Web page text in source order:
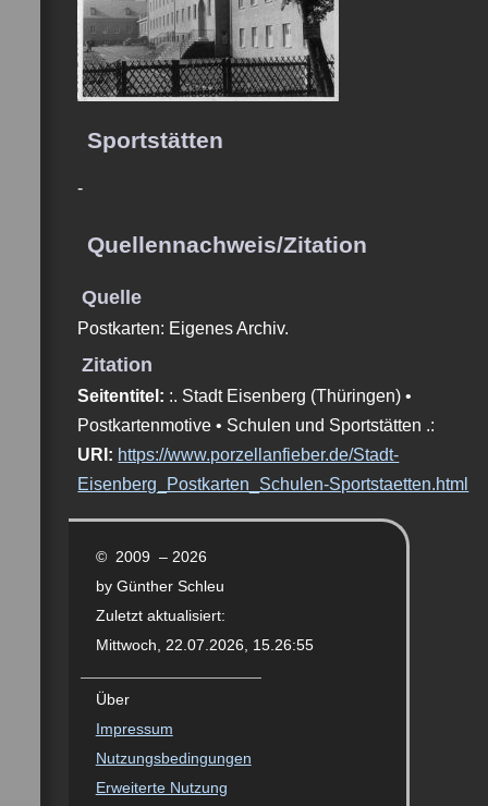
Sportstätten
-
Quellennachweis/Zitation
Quelle
Postkarten: Eigenes Archiv.
Zitation
Seitentitel: :. Stadt Eisenberg (Thüringen) •
Postkartenmotive • Schulen und Sportstätten .:
URI: https://www.porzellanfieber.de/Stadt-
Eisenberg_Postkarten_Schulen-Sportstaetten.html
© 2009 – 2026
by Günther Schleu
Zuletzt aktualisiert:
Mittwoch, 22.07.2026, 15.26:55
Über
Impressum
Nutzungsbedingungen
Erweiterte Nutzung